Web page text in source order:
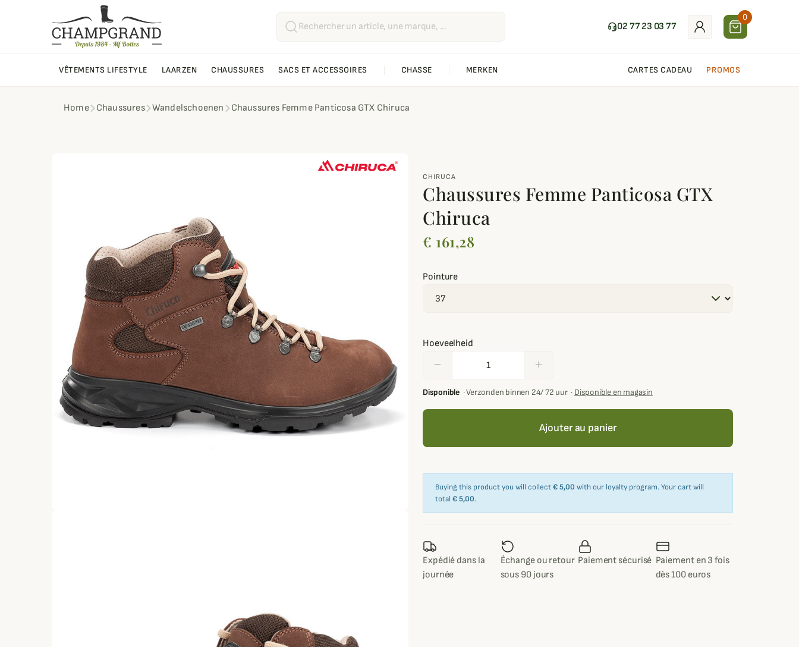
02 77 23 03 77
0
VÊTEMENTS LIFESTYLE LAARZEN CHAUSSURES SACS ET ACCESSOIRES CHASSE MERKEN CARTES CADEAU PROMOS
Home Chaussures Wandelschoenen Chaussures Femme Panticosa GTX Chiruca
CHIRUCA
Chaussures Femme Panticosa GTX
Chiruca
€ 161,28
Pointure
Hoeveelheid
remove add
Disponible ·Verzonden binnen 24/ 72 uur· Disponible en magasin
Ajouter au panier
Buying this product you will collect€ 5,00 with our loyalty program. Your cart will
total € 5,00.
Expédié dans la
journée
Échange ou retour
sous 90 jours
Paiement sécurisé Paiement en 3 fois
dès 100 euros